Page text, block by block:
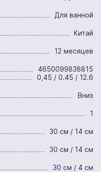
Для ванной
Китай
12 месяцев
4650099838815
0,45 / 0.45 / 12.6
Вниз
1
30 см / 14 см
30 см / 14 см
30 см / 4 см